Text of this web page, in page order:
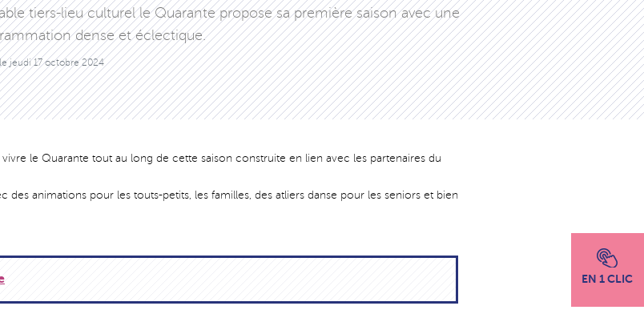
EN 1 CLIC
tiers-lieu culturel le Quarante propose sa première saison avec une
dense et éclectique.
jeudi 17 octobre 2024
le Quarante tout au long de cette saison construite en lien avec les partenaires du
animations pour les touts-petits, les familles, des atliers danse pour les seniors et bien